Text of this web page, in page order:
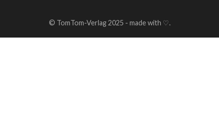
© TomTom-Verlag 2025 - made with ♡.